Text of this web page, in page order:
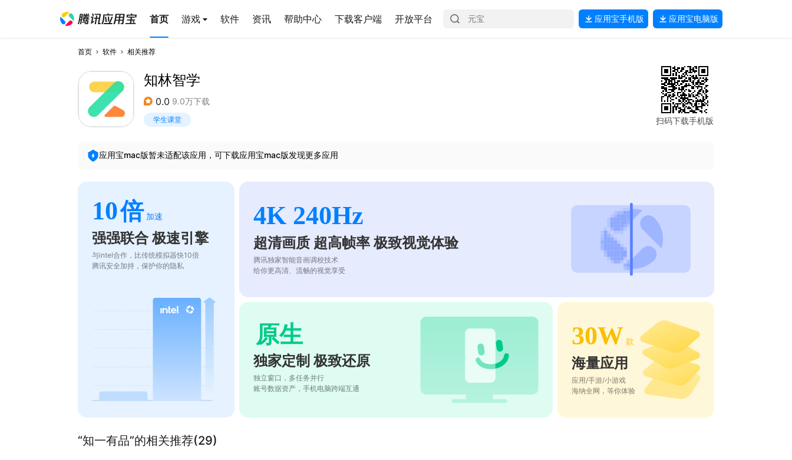
首页 游戏 软件 资讯 帮助中心 下载客户端 开放平台 应用宝手机版 应用宝电脑版
首页 软件 相关推荐
知林智学
0.0 9.0万下载
学生课堂 扫码下载手机版
应用宝mac版暂未适配该应用，可下载应用宝mac版发现更多应用
10倍 加速
强强联合 极速引擎
与intel合作，比传统模拟器快10倍
腾讯安全加持，保护你的隐私
4K 240Hz
超清画质 超高帧率 极致视觉体验
腾讯独家智能音画调校技术
给你更高清、流畅的视觉享受
原生
独家定制 极致还原
独立窗口，多任务并行
账号数据资产，手机电脑跨端互通
30W 款
海量应用
应用/手游/小游戏
海纳全网，等你体验
“知一有品”的相关推荐(29)